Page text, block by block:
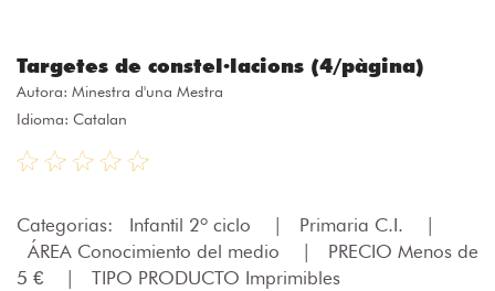
Targetes de constel·lacions (4/pàgina)
Autora: Minestra d'una Mestra
Idioma: Catalan
Categorias: Infantil 2º ciclo Primaria C.I.
ÁREA Conocimiento del medio
PRECIO Menos de
5 €
TIPO PRODUCTO Imprimibles